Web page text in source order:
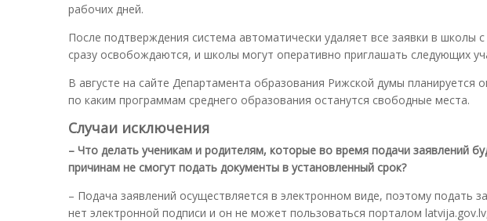
рабочих дней.
После подтверждения система автоматически удаляет все заявки в
сразу освобождаются, и школы могут оперативно приглашать следующих
В августе на сайте Департамента образования Рижской думы
по каким программам среднего образования останутся свободные места.
Случаи исключения
– Что делать ученикам и родителям, которые во время подачи заявлений
причинам не смогут подать документы в установленный срок?
– Подача заявлений осуществляется в электронном виде, поэтому подать
нет электронной подписи и он не может пользоваться порталом